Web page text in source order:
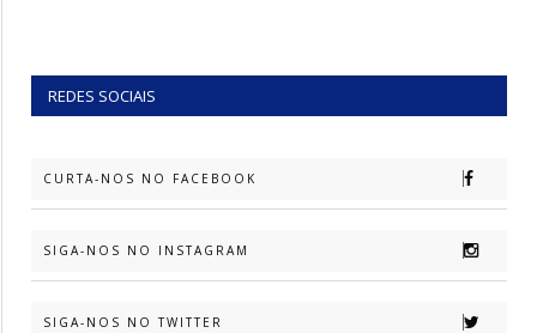
REDES SOCIAIS
CURTA-NOS NO FACEBOOK
SIGA-NOS NO INSTAGRAM
SIGA-NOS NO TWITTER